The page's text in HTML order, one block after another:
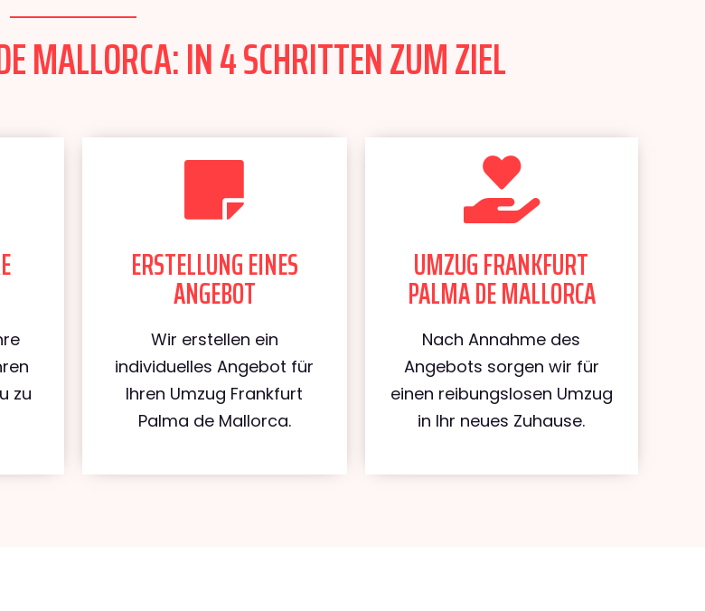
MALLORCA: IN 4 SCHRITTEN ZUM ZIEL
zu
ERSTELLUNG EINES
ANGEBOT
Wir erstellen ein
individuelles Angebot für
Ihren Umzug Frankfurt
Palma de Mallorca.
UMZUG FRANKFURT
PALMA DE MALLORCA
Nach Annahme des
Angebots sorgen wir für
einen reibungslosen Umzug
in Ihr neues Zuhause.